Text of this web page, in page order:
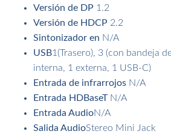
Versión de DP 1.2
Versión de HDCP 2.2
Sintonizador en N/A
USB1(Trasero), 3 (con bandeja
interna, 1 externa, 1 USB-C)
Entrada de infrarrojos N/A
Entrada HDBaseT N/A
Entrada AudioN/A
Salida AudioStereo Mini Jack